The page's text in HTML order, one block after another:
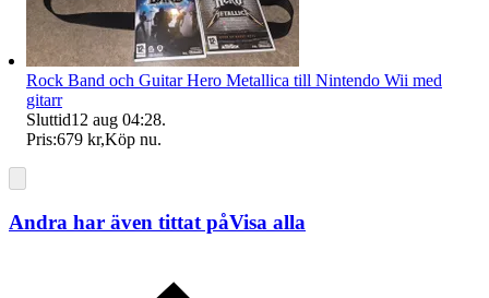
Rock Band och Guitar Hero Metallica till Nintendo Wii med
gitarr
Sluttid12 aug 04:28.
Pris:679 kr,Köp nu.
Andra har även tittat påVisa alla